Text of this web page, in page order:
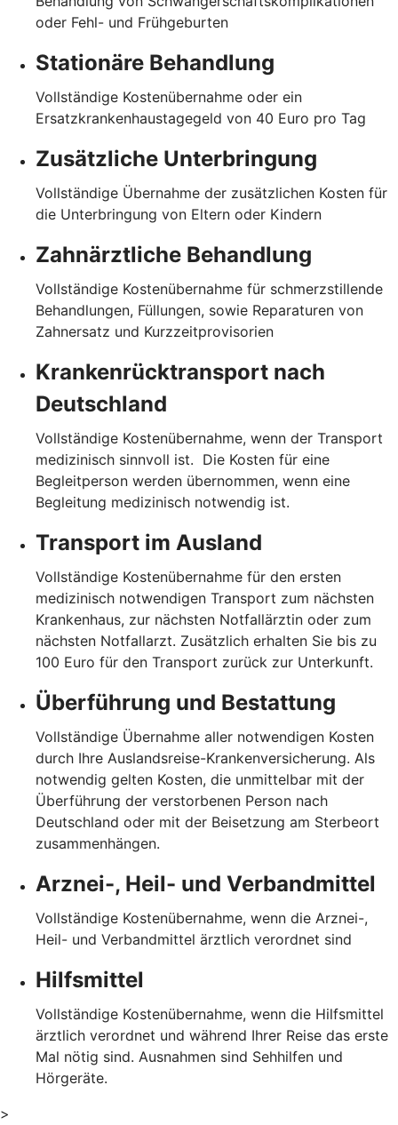
oder Fehl- und Frühgeburten
Stationäre Behandlung
Vollständige Kostenübernahme oder ein
Ersatzkrankenhaustagegeld von 40 Euro pro Tag
Zusätzliche Unterbringung
Vollständige Übernahme der zusätzlichen Kosten für
die Unterbringung von Eltern oder Kindern
Zahnärztliche Behandlung
Vollständige Kostenübernahme für schmerzstillende
Behandlungen, Füllungen, sowie Reparaturen von
Zahnersatz und Kurzzeitprovisorien
Krankenrücktransport nach
Deutschland
Vollständige Kostenübernahme, wenn der Transport
medizinisch sinnvoll ist. Die Kosten für eine
Begleitperson werden übernommen, wenn eine
Begleitung medizinisch notwendig ist.
Transport im Ausland
Vollständige Kostenübernahme für den ersten
medizinisch notwendigen Transport zum nächsten
Krankenhaus, zur nächsten Notfallärztin oder zum
nächsten Notfallarzt. Zusätzlich erhalten Sie bis zu
100 Euro für den Transport zurück zur Unterkunft.
Überführung und Bestattung
Vollständige Übernahme aller notwendigen Kosten
durch Ihre Auslandsreise-Krankenversicherung. Als
notwendig gelten Kosten, die unmittelbar mit der
Überführung der verstorbenen Person nach
Deutschland oder mit der Beisetzung am Sterbeort
zusammenhängen.
Arznei-, Heil- und Verbandmittel
Vollständige Kostenübernahme, wenn die Arznei-,
Heil- und Verbandmittel ärztlich verordnet sind
Hilfsmittel
Vollständige Kostenübernahme, wenn die Hilfsmittel
ärztlich verordnet und während Ihrer Reise das erste
Mal nötig sind. Ausnahmen sind Sehhilfen und
Hörgeräte.
>